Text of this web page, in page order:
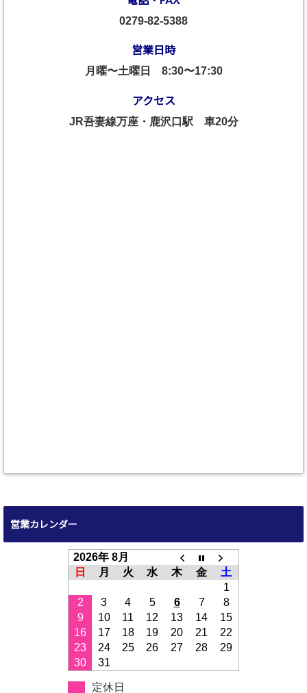
0279-82-5388
営業日時
月曜〜土曜日 8:30〜17:30
アクセス
JR吾妻線万座・鹿沢口駅 車20分
営業カレンダー
2026年 8月
日
月 火 水 木 金
土
1
2
3 4 5 6 7
8
9
10 11 12 13 14
15
16
17 18 19 20 21
22
23
24 25 26 27 28
29
30
31
定休日